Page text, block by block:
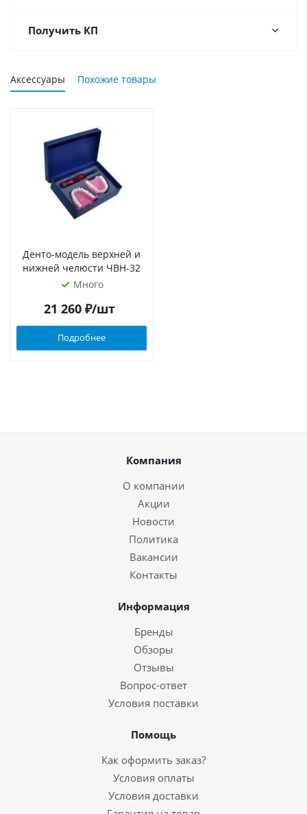
Получить КП
Аксессуары Похожие товары
Денто-модель верхней и
нижней челюсти ЧВН-32
Много
21 260₽/шт
Подробнее
Компания
О компании
Акции
Новости
Политика
Вакансии
Контакты
Информация
Бренды
Обзоры
Отзывы
Вопрос-ответ
Условия поставки
Помощь
Как оформить заказ?
Условия оплаты
Условия доставки